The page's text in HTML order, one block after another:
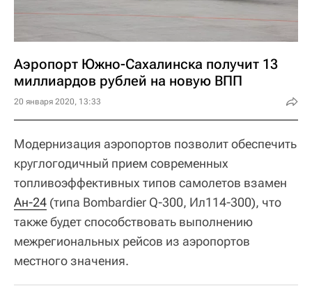
Аэропорт Южно-Сахалинска получит 13
миллиардов рублей на новую ВПП
20 января 2020, 13:33
Модернизация аэропортов позволит обеспечить
круглогодичный прием современных
топливоэффективных типов самолетов взамен
Ан-24 (типа Bombardier Q-300, Ил114-300), что
также будет способствовать выполнению
межрегиональных рейсов из аэропортов
местного значения.